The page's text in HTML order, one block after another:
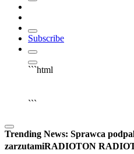
Subscribe
```html
```
Trending News: Sprawca
zarzutamiRADIOTON